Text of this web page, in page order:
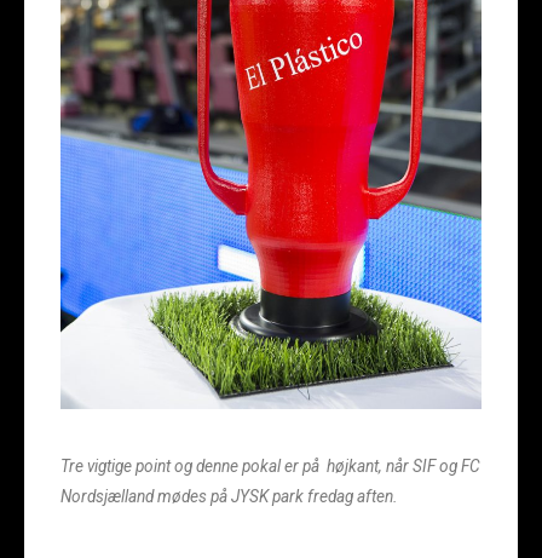
Tre vigtige point og denne pokal er på højkant, når SIF og FC
Nordsjælland mødes på JYSK park fredag aften.